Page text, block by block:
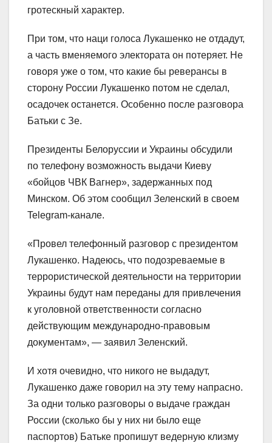
гротескный характер.
При том, что наци голоса Лукашенко не отдадут,
а часть вменяемого электората он потеряет. Не
говоря уже о том, что какие бы реверансы в
сторону России Лукашенко потом не сделал,
осадочек останется. Особенно после разговора
Батьки с Зе.
Президенты Белоруссии и Украины обсудили
по телефону возможность выдачи Киеву
«бойцов ЧВК Вагнер», задержанных под
Минском. Об этом сообщил Зеленский в своем
Telegram-канале.
«Провел телефонный разговор с президентом
Лукашенко. Надеюсь, что подозреваемые в
террористической деятельности на территории
Украины будут нам переданы для привлечения
к уголовной ответственности согласно
действующим международно-правовым
документам», — заявил Зеленский.
И хотя очевидно, что никого не выдадут,
Лукашенко даже говорил на эту тему напрасно.
За одни только разговоры о выдаче граждан
России (сколько бы у них ни было еще
паспортов) Батьке пропишут ведерную клизму